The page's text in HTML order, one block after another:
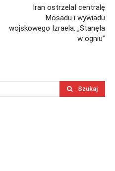
Iran ostrzelał centralę
Mosadu i wywiadu
wojskowego Izraela. „Stanęła
w ogniu”
Szukaj